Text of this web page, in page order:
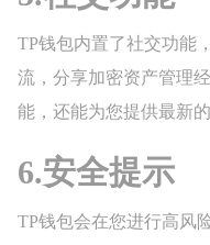
TP钱包内置了社交功能
流，分享加密资产管理
能，还能为您提供最新
6.安全提示
TP钱包会在您进行高风